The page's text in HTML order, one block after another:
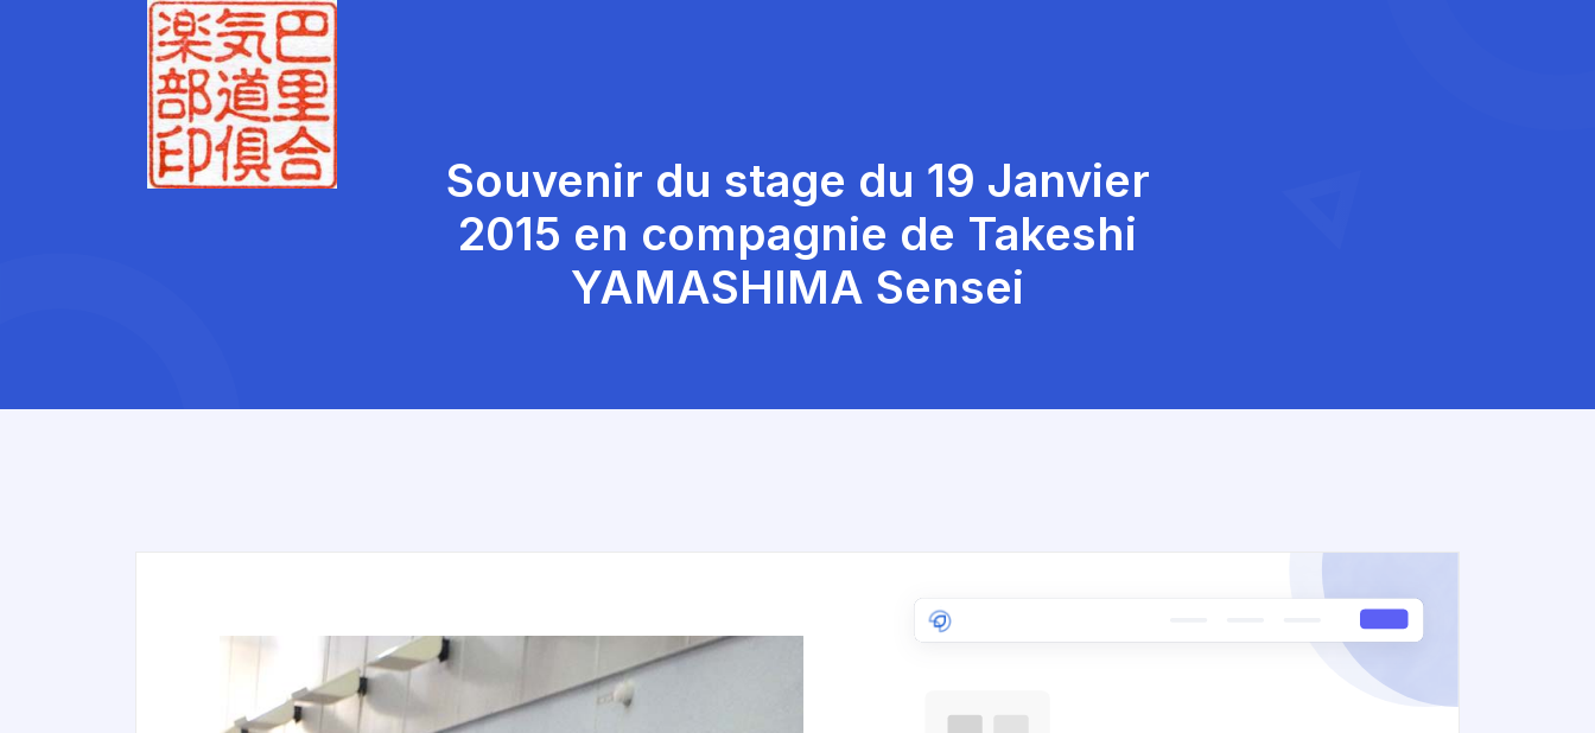
Souvenir du stage du 19 Janvier
2015 en compagnie de Takeshi
YAMASHIMA Sensei